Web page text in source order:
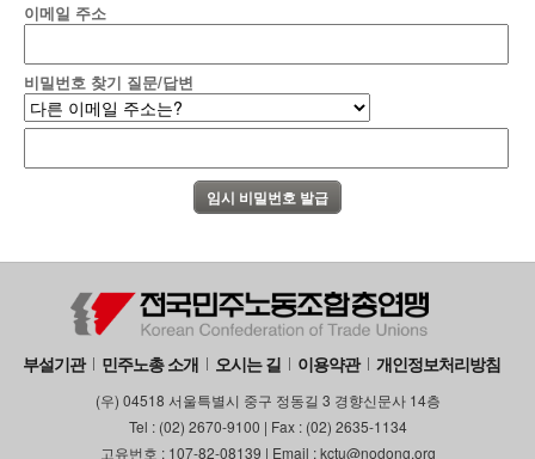
이메일 주소
비밀번호 찾기 질문/답변
부설기관 민주노총 소개 오시는 길 이용약관 개인정보처리방침
(우) 04518 서울특별시 중구 정동길 3 경향신문사 14층
Tel : (02) 2670-9100 | Fax : (02) 2635-1134
고유번호 : 107-82-08139 | Email : kctu@nodong.org